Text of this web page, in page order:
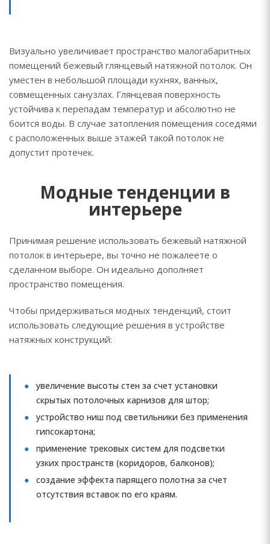
Визуально увеличивает пространство малогабаритных
помещений бежевый глянцевый натяжной потолок. Он
уместен в небольшой площади кухнях, ванных,
совмещенных санузлах. Глянцевая поверхность
устойчива к перепадам температур и абсолютно не
боится воды. В случае затопления помещения соседями
с расположенных выше этажей такой потолок не
допустит протечек.
Модные тенденции в
интерьере
Принимая решение использовать бежевый натяжной
потолок в интерьере, вы точно не пожалеете о
сделанном выборе. Он идеально дополняет
пространство помещения.
Чтобы придерживаться модных тенденций, стоит
использовать следующие решения в устройстве
натяжных конструкций:
увеличение высоты стен за счет установки
скрытых потолочных карнизов для штор;
устройство ниш под светильники без применения
гипсокартона;
применение трековых систем для подсветки
узких пространств (коридоров, балконов);
создание эффекта парящего полотна за счет
отсутствия вставок по его краям.